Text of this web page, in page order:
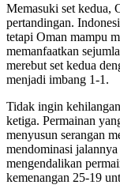
Memasuki set kedua,
pertandingan.
tetapi Oman mampu
memanfaatkan
merebut set kedua
menjadi imbang 1-1.
Tidak ingin
ketiga. Permainan
menyusun serangan
mendominasi
mengendalikan
kemenangan 25-19